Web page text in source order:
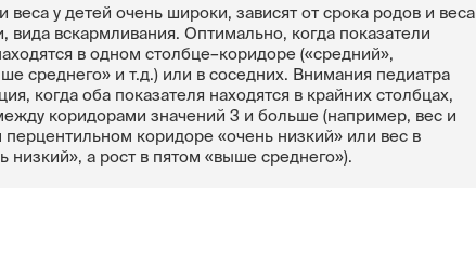
веса у детей очень широки, зависят от срока родов и веса
вида вскармливания. Оптимально, когда показатели
в одном столбце–коридоре («средний»,
среднего» и т.д.) или в соседних. Внимания педиатра
когда оба показателя находятся в крайних столбцах,
коридорами значений 3 и больше (например, вес и
перцентильном коридоре «очень низкий» или вес в
низкий», а рост в пятом «выше среднего»).